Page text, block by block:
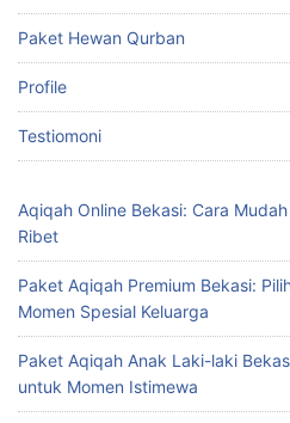
Paket Hewan Qurban
Profile
Testiomoni
Aqiqah Online Bekasi: Cara
Ribet
Paket Aqiqah Premium Bekasi:
Momen Spesial Keluarga
Paket Aqiqah Anak Laki-laki
untuk Momen Istimewa